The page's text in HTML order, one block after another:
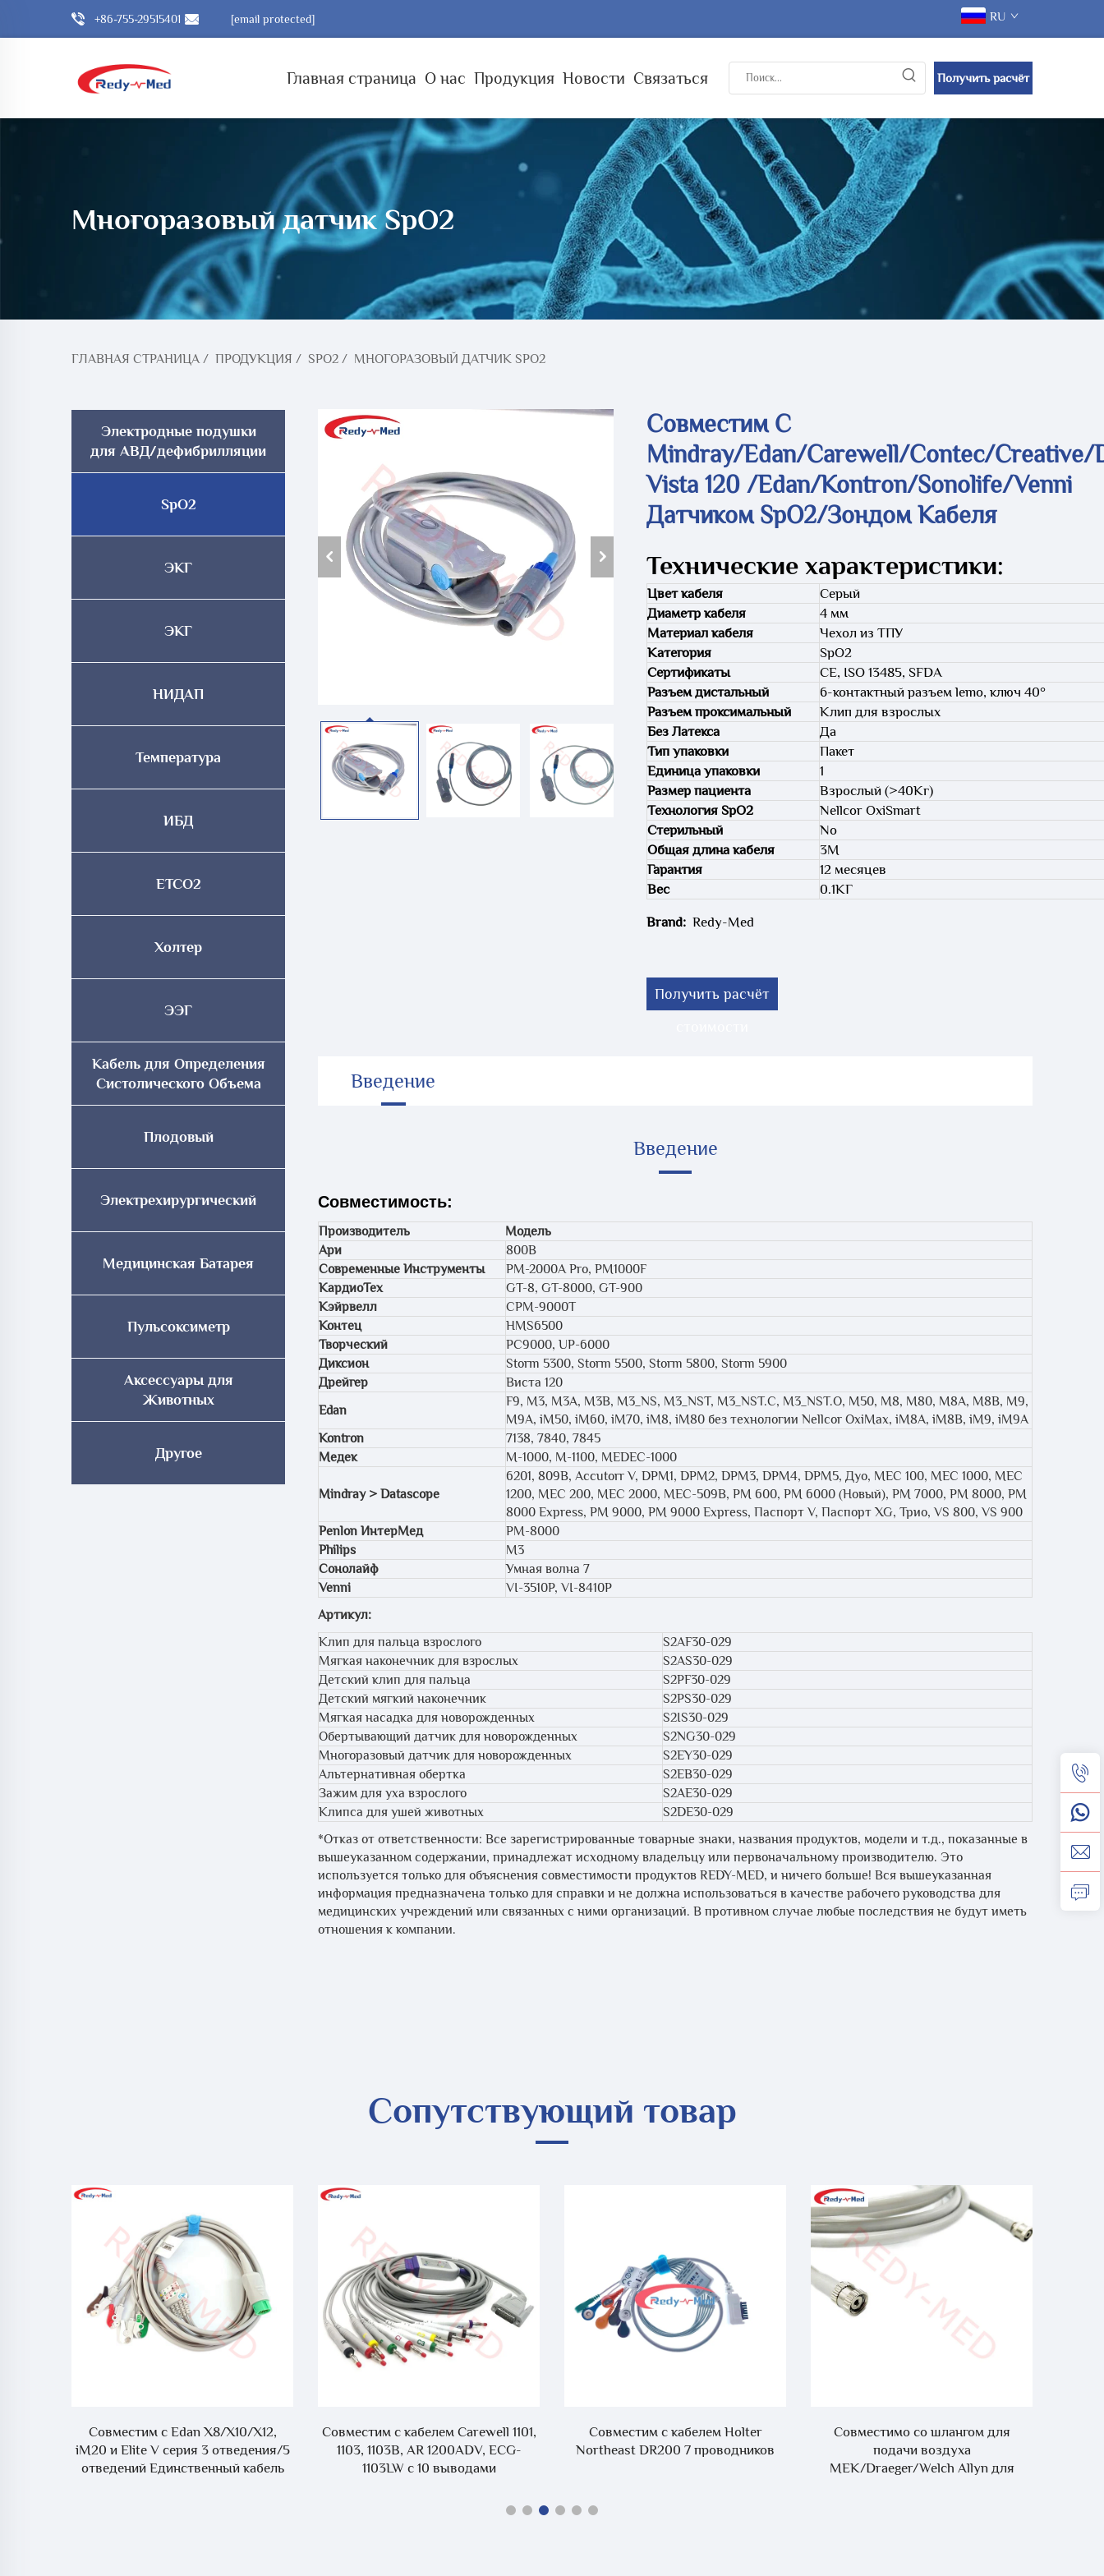
+86-755-29515401 [email protected] RU
Главная страница О нас Продукция Новости Связаться Получить расчёт
Многоразовый датчик SpO2
ГЛАВНАЯ СТРАНИЦА/ ПРОДУКЦИЯ / SPO2 / МНОГОРАЗОВЫЙ ДАТЧИК SPO2
Электродные подушки
для АВД/дефибрилляции
SpO2
ЭКГ
ЭКГ
НИДАП
Температура
ИБД
ETCO2
Холтер
ЭЭГ
Кабель для Определения
Систолического Объема
Плодовый
Электрехирургический
Медицинская Батарея
Пульсоксиметр
Аксессуары для
Животных
Другое
Совместим С
Mindray/Edan/Carewell/Contec/Creative/
Vista 120 /Edan/Kontron/Sonolife/Venni
Датчиком SpO2/зондом Кабеля
Технические характеристики:
Цвет кабеля
Серый
Диаметр кабеля
4 мм
Материал кабеля
Чехол из ТПУ
Категория
SpO2
Сертификаты
CE, ISO 13485, SFDA
Разъем дистальный
6-контактный разъем lemo, ключ 40°
Разъем проксимальный
Клип для взрослых
Без Латекса
Да
Тип упаковки
Пакет
Единица упаковки
1
Размер пациента
Взрослый (>40Кг)
Технология SpO2
Nellcor OxiSmart
Стерильный
No
Общая длина кабеля
3M
Гарантия
12 месяцев
Вес
0.1КГ
Brand: Redy-Med
Получить расчёт
Введение
Введение
Совместимость:
Производитель
Модель
Ари
800B
Современные Инструменты
PM-2000A Pro, PM1000F
КардиоТех
GT-8, GT-8000, GT-900
Кэйрвелл
CPM-9000T
Контец
HMS6500
Творческий
PC9000, UP-6000
Диксион
Storm 5300, Storm 5500, Storm 5800, Storm 5900
Дрейгер
Виста 120
Edan
F9, M3, M3A, M3B, M3_NS, M3_NST, M3_NST.C, M3_NST.O, M50, M8, M80, M8A, M8B, M9,
M9A, iM50, iM60, iM70, iM8, iM80 без технологии Nellcor OxiMax, iM8A, iM8B, iM9, iM9A
Kontron
7138, 7840, 7845
Медек
M-1000, M-1100, MEDEC-1000
Mindray > Datascope
6201, 809B, Accutorr V, DPM1, DPM2, DPM3, DPM4, DPM5, Дуо, MEC 100, MEC 1000, MEC
1200, MEC 200, MEC 2000, MEC-509B, PM 600, PM 6000 (Новый), PM 7000, PM 8000, PM
8000 Express, PM 9000, PM 9000 Express, Паспорт V, Паспорт XG, Трио, VS 800, VS 900
Penlon ИнтерМед
PM-8000
Philips
M3
Сонолайф
Умная волна 7
Venni
VI-3510P, VI-8410P
Артикул:
Клип для пальца взрослого
S2AF30-029
Мягкая наконечник для взрослых
S2AS30-029
Детский клип для пальца
S2PF30-029
Детский мягкий наконечник
S2PS30-029
Мягкая насадка для новорожденных
S2IS30-029
Обертывающий датчик для новорожденных
S2NG30-029
Многоразовый датчик для новорожденных
S2EY30-029
Альтернативная обертка
S2EB30-029
Зажим для уха взрослого
S2AE30-029
Клипса для ушей животных
S2DE30-029
*Отказ от ответственности: Все зарегистрированные товарные знаки, названия продуктов, модели и т.д., показанные в
вышеуказанном содержании, принадлежат исходному владельцу или первоначальному производителю. Это
используется только для объяснения совместимости продуктов REDY-MED, и ничего больше! Вся вышеуказанная
информация предназначена только для справки и не должна использоваться в качестве рабочего руководства для
медицинских учреждений или связанных с ними организаций. В противном случае любые последствия не будут иметь
отношения к компании.
Сопутствующий товар
Совместим с Edan X8/X10/X12,
iM20 и Elite V серия 3 отведения/5
отведений Единственный кабель
Совместим с кабелем Carewell 1101,
1103, 1103B, AR 1200ADV, ECG-
1103LW с 10 выводами
Совместим с кабелем Holter
Northeast DR200 7 проводников
Совместимо со шлангом для
подачи воздуха
MEK/Draeger/Welch Allyn для